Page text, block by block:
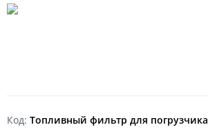
Код: Топливный фильтр для погрузчика